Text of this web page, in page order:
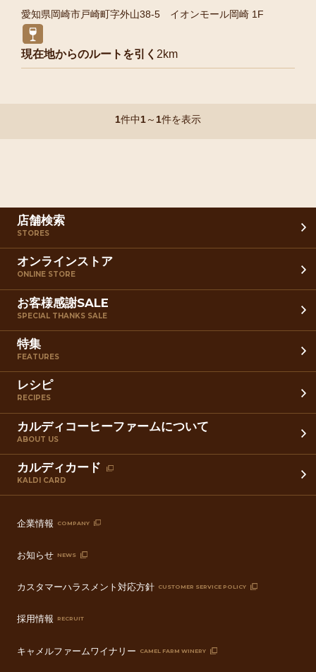
愛知県岡崎市戸崎町字外山38-5 イオンモール岡崎 1F
現在地からのルートを引く 2km
1件中1～1件を表示
店舗検索
STORES
オンラインストア
ONLINE STORE
お客様感謝SALE
SPECIAL THANKS SALE
特集
FEATURES
レシピ
RECIPES
カルディコーヒーファームについて
ABOUT US
カルディカード
KALDI CARD
企業情報 COMPANY
お知らせ NEWS
カスタマーハラスメント対応方針 CUSTOMER SERVICE POLICY
採用情報 RECRUIT
キャメルファームワイナリー CAMEL FARM WINERY